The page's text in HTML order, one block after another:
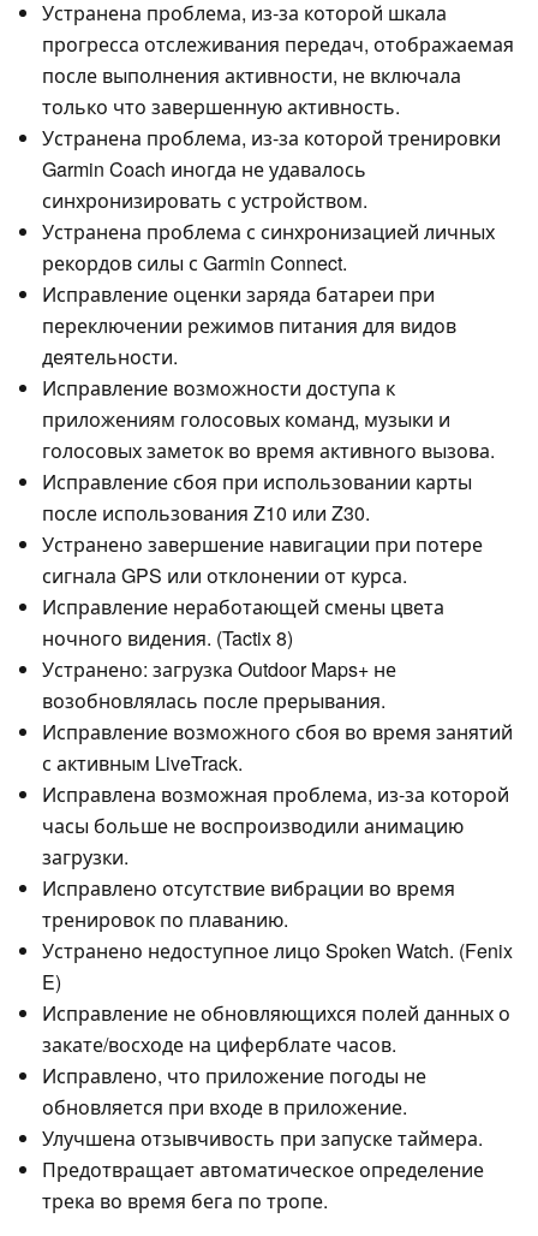
Устранена проблема, из-за которой шкала
прогресса отслеживания передач, отображаемая
после выполнения активности, не включала
только что завершенную активность.
Устранена проблема, из-за которой тренировки
Garmin Coach иногда не удавалось
синхронизировать с устройством.
Устранена проблема с синхронизацией личных
рекордов силы с Garmin Connect.
Исправление оценки заряда батареи при
переключении режимов питания для видов
деятельности.
Исправление возможности доступа к
приложениям голосовых команд, музыки и
голосовых заметок во время активного вызова.
Исправление сбоя при использовании карты
после использования Z10 или Z30.
Устранено завершение навигации при потере
сигнала GPS или отклонении от курса.
Исправление неработающей смены цвета
ночного видения. (Tactix 8)
Устранено: загрузка Outdoor Maps+ не
возобновлялась после прерывания.
Исправление возможного сбоя во время занятий
с активным LiveTrack.
Исправлена возможная проблема, из-за которой
часы больше не воспроизводили анимацию
загрузки.
Исправлено отсутствие вибрации во время
тренировок по плаванию.
Устранено недоступное лицо Spoken Watch. (Fenix
E)
Исправление не обновляющихся полей данных о
закате/восходе на циферблате часов.
Исправлено, что приложение погоды не
обновляется при входе в приложение.
Улучшена отзывчивость при запуске таймера.
Предотвращает автоматическое определение
трека во время бега по тропе.